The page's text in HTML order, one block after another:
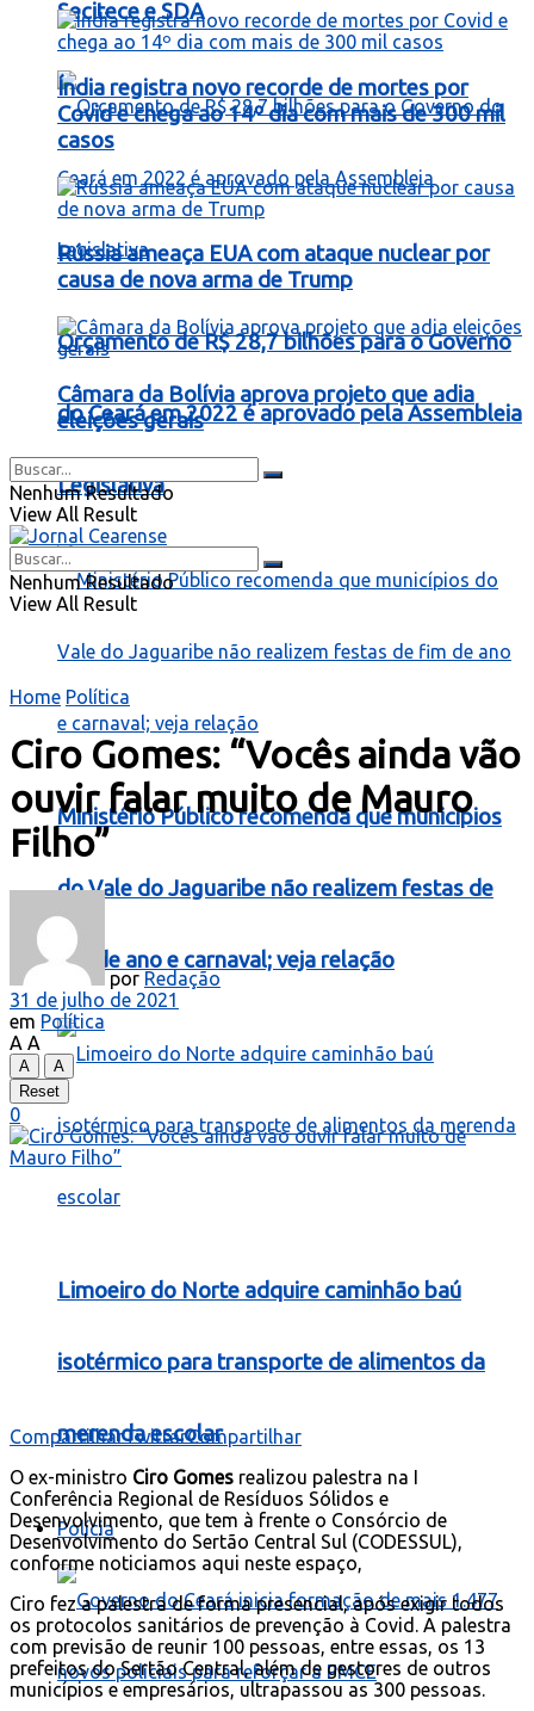
Secitece e SDA
Orçamento de R$ 28,7 bilhões para o Governo
do Ceará em 2022 é aprovado pela Assembleia
Legislativa
Ministério Público recomenda que municípios
do Vale do Jaguaribe não realizem festas de
fim de ano e carnaval; veja relação
Limoeiro do Norte adquire caminhão baú
isotérmico para transporte de alimentos da
merenda escolar
Polícia
Índia registra novo recorde de mortes por
Covid e chega ao 14º dia com mais de 300 mil
casos
Rússia ameaça EUA com ataque nuclear por
causa de nova arma de Trump
Câmara da Bolívia aprova projeto que adia
eleições gerais
Nenhum Resultado
View All Result
Nenhum Resultado
View All Result
Home Política
Ciro Gomes: “Vocês ainda vão
ouvir falar muito de Mauro
Filho”
por Redação
31 de julho de 2021
em Política
A A
A
A
Reset
0
CompartilharTwittarCompartilhar
O ex-ministro Ciro Gomes realizou palestra na I
Conferência Regional de Resíduos Sólidos e
Desenvolvimento, que tem à frente o Consórcio de
Desenvolvimento do Sertão Central Sul (CODESSUL),
conforme noticiamos aqui neste espaço,
Ciro fez a palestra de forma presencial, após exigir todos
os protocolos sanitários de prevenção à Covid. A palestra
com previsão de reunir 100 pessoas, entre essas, os 13
prefeitos do Sertão Central, além de gestores de outros
municípios e empresários, ultrapassou as 300 pessoas.